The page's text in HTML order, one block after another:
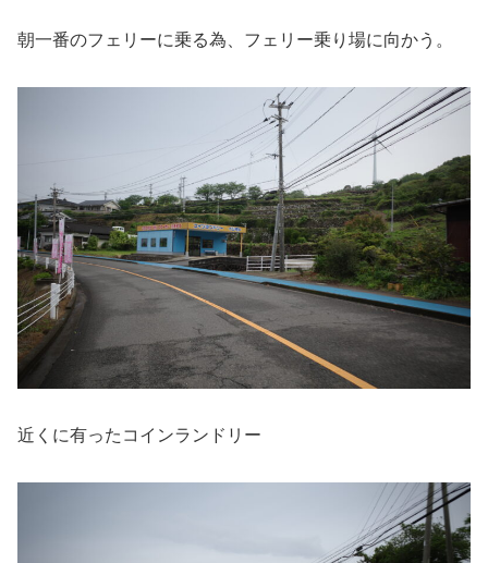
朝一番のフェリーに乗る為、フェリー乗り場に向かう。
近くに有ったコインランドリー